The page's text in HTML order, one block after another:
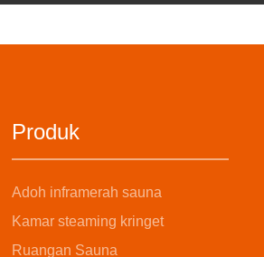
Produk
Adoh inframerah sauna
Kamar steaming kringet
Ruangan Sauna